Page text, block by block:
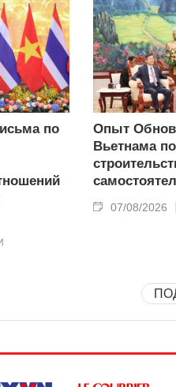
по
Опыт
Вьетнама
07/08/2026